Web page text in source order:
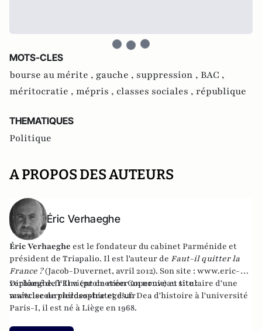
MOTS-CLES
bourse au mérite , gauche , suppression , BAC ,
méritocratie , mépris , classes sociales , république
THEMATIQUES
Politique
A PROPOS DES AUTEURS
Éric Verhaeghe
Éric Verhaeghe est le fondateur du cabinet Parménide et
président de Triapalio. Il est l'auteur de Faut-il quitter la
France ?(Jacob-Duvernet, avril 2012). Son site : www.eric-
verhaeghe.frIl vient de créer un nouveau site :
www.lecourrierdesstrateges.fr
Diplômé de l'Ena (promotion Copernic) et titulaire d'une
maîtrise de philosophie et d'un Dea d'histoire à l'université
Paris-I, il est né à Liège en 1968.